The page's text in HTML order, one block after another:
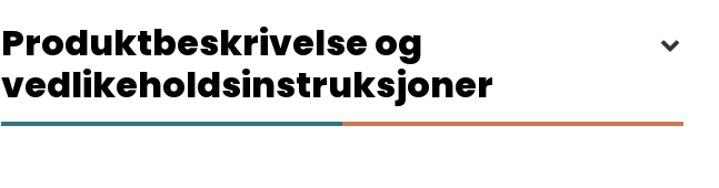
Produktbeskrivelse og
vedlikeholdsinstruksjoner